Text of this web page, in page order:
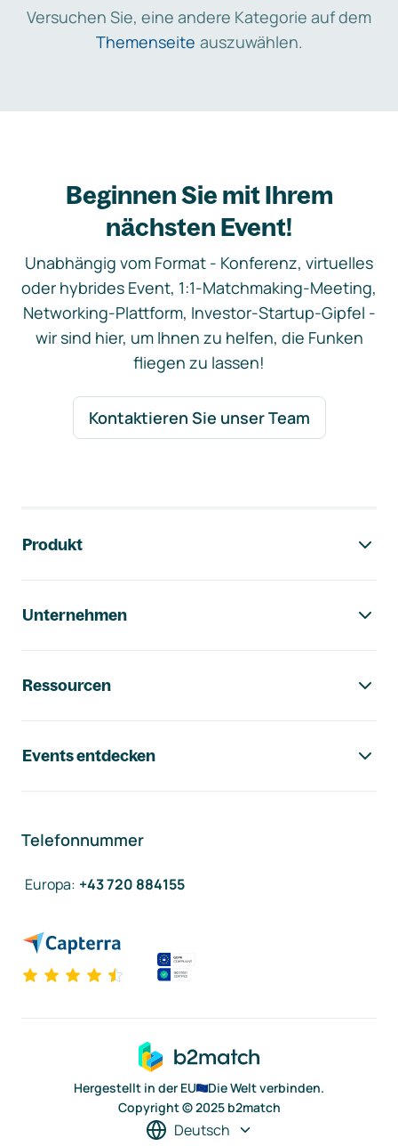
Versuchen Sie, eine andere Kategorie auf dem
Themenseite auszuwählen.
Beginnen Sie mit Ihrem
nächsten Event!
Unabhängig vom Format - Konferenz, virtuelles
oder hybrides Event, 1:1-Matchmaking-Meeting,
Networking-Plattform, Investor-Startup-Gipfel -
wir sind hier, um Ihnen zu helfen, die Funken
fliegen zu lassen!
Kontaktieren Sie unser Team
Produkt
Unternehmen
Ressourcen
Events entdecken
Telefonnummer
Europa: +43 720 884155
Hergestellt in der EU
Die Welt verbinden.
Copyright © 2025 b2match
Deutsch